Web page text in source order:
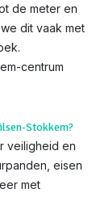
de meter en
dit vaak met
centrum
Stokkem?
veiligheid en
eisen
met